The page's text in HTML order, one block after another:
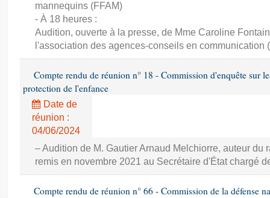
mannequins (FFAM)
- À 18 heures :
Audition, ouverte à la presse, de Mme Caroline
l'association des agences-conseils en communication
Compte rendu de réunion n° 18 - Commission d'enquête sur
protection de l'enfance
Date de
réunion :
04/06/2024
– Audition de M. Gautier Arnaud Melchiorre, auteur du
remis en novembre 2021 au Secrétaire d'État chargé
Compte rendu de réunion n° 66 - Commission de la défense